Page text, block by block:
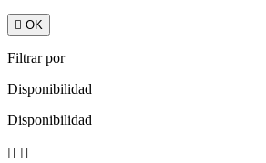
 OK
Filtrar por
Disponibilidad
Disponibilidad
 